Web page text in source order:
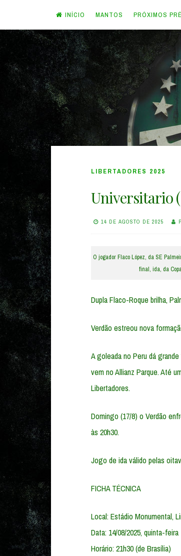
Skip
to
content
INÍCIO MANTOS PRÓXIMOS
LIBERTADORES 2025
Universitario
14 DE AGOSTO DE 2025
O jogador Flaco López, da SE
final, ida, da
Dupla Flaco-Roque brilha,
Verdão estreou nova
A goleada no Peru dá
vem no Allianz Parque. Até
Libertadores.
Domingo (17/8) o Verdão
às 20h30.
Jogo de ida válido pelas
FICHA TÉCNICA
Local: Estádio Monumental,
Data: 14/08/2025, quinta-feira
Horário: 21h30 (de Brasília)